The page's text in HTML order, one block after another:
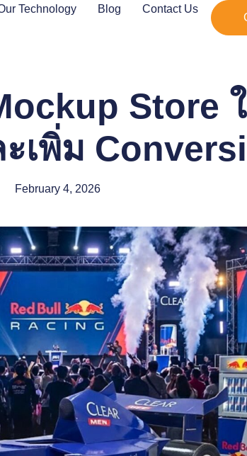
Technology Blog Contact Us
Store
เพิ่ม
February 4, 2026